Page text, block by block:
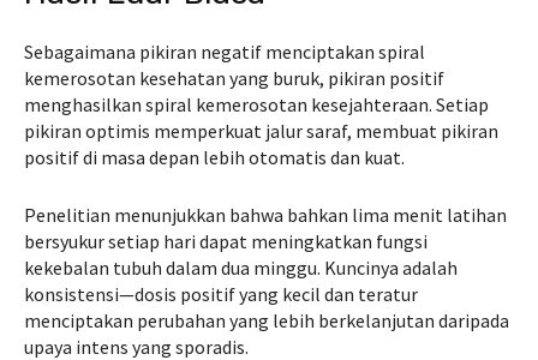
Sebagaimana pikiran negatif menciptakan spiral
kemerosotan kesehatan yang buruk, pikiran positif
menghasilkan spiral kemerosotan kesejahteraan. Setiap
pikiran optimis memperkuat jalur saraf, membuat pikiran
positif di masa depan lebih otomatis dan kuat.
Penelitian menunjukkan bahwa bahkan lima menit latihan
bersyukur setiap hari dapat meningkatkan fungsi
kekebalan tubuh dalam dua minggu. Kuncinya adalah
konsistensi—dosis positif yang kecil dan teratur
menciptakan perubahan yang lebih berkelanjutan daripada
upaya intens yang sporadis.